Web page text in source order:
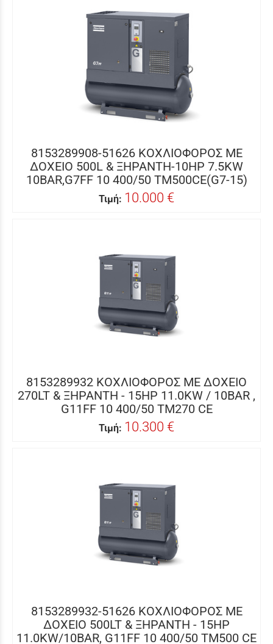
8153289908-51626 ΚΟΧΛΙΟΦΟΡΟΣ ME
ΔΟΧΕΙΟ 500L & ΞΗΡΑΝΤΗ-10HP 7.5KW
10BAR,G7FF 10 400/50 TM500CE(G7-15)
Τιμή: 10.000 €
8153289932 ΚΟΧΛΙΟΦΟΡΟΣ ME ΔΟΧΕΙΟ
270LT & ΞΗΡΑΝΤΗ - 15HP 11.0KW / 10BAR ,
G11FF 10 400/50 TM270 CE
Τιμή: 10.300 €
8153289932-51626 ΚΟΧΛΙΟΦΟΡΟΣ ΜΕ
ΔΟΧΕΙΟ 500LT & ΞΗΡΑΝΤΗ - 15HP
11.0KW/10BAR, G11FF 10 400/50 TM500 CE